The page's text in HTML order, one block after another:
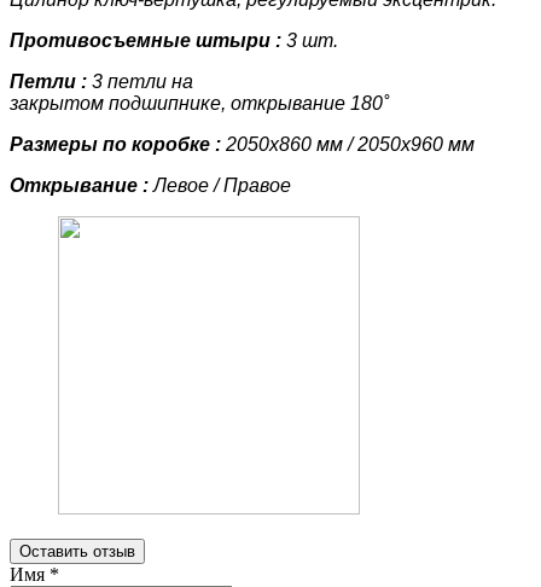
Противосъемные штыри : 3 шт.
Петли : 3 петли на
закрытом подшипнике, открывание 180˚
Размеры по коробке : 2050х860 мм / 2050х960 мм
Открывание :Левое / Правое
Оставить отзыв
Имя *